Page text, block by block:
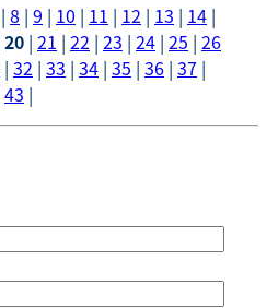
| 8 | 9 | 10 | 11 | 12 | 13 | 14 |
20 | 21 | 22 | 23 | 24 | 25 | 26
| 32 | 33 | 34 | 35 | 36 | 37 |
43 |